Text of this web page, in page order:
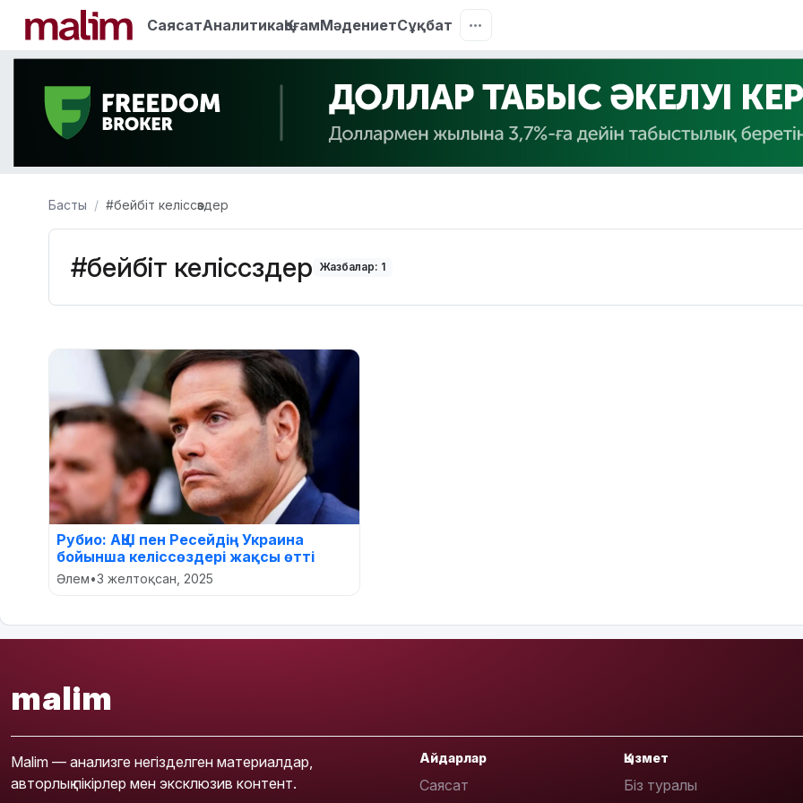
СаясатАналитикаҚоғамМәдениетСұқбат
Басты #бейбіт келіссөздер
#бейбіт келіссөздер Жазбалар: 1
Рубио: АҚШ пен Ресейдің Украина
бойынша келіссөздері жақсы өтті
Әлем•3 желтоқсан, 2025
malim
Malim — анализге негізделген материалдар,
авторлық пікірлер мен эксклюзив контент.
Айдарлар
Саясат
Қызмет
Біз туралы